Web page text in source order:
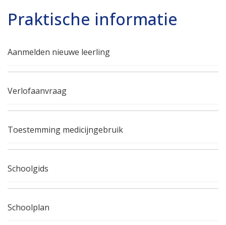
Praktische informatie
Aanmelden nieuwe leerling
Verlofaanvraag
Toestemming medicijngebruik
Schoolgids
Schoolplan